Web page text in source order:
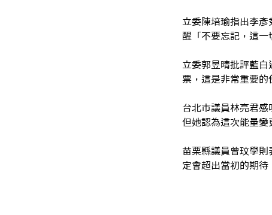
立委陳培瑜指出李
醒「不要忘記，這一
立委郭昱晴批評藍
票，這是非常重要的
台北市議員林亮君感
但她認為這次能量變
苗栗縣議員曾玟學
定會超出當初的期待